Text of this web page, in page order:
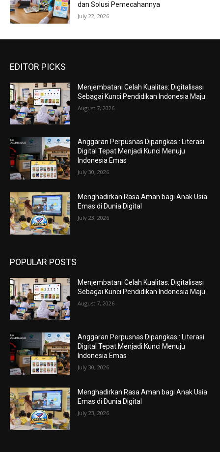
dan Solusi Pemecahannya
July 22, 2026
EDITOR PICKS
Menjembatani Celah Kualitas: Digitalisasi
Sebagai Kunci Pendidikan Indonesia Maju
August 7, 2026
Anggaran Perpusnas Dipangkas : Literasi
Digital Tepat Menjadi Kunci Menuju
Indonesia Emas
July 30, 2026
Menghadirkan Rasa Aman bagi Anak Usia
Emas di Dunia Digital
July 23, 2026
POPULAR POSTS
Menjembatani Celah Kualitas: Digitalisasi
Sebagai Kunci Pendidikan Indonesia Maju
August 7, 2026
Anggaran Perpusnas Dipangkas : Literasi
Digital Tepat Menjadi Kunci Menuju
Indonesia Emas
July 30, 2026
Menghadirkan Rasa Aman bagi Anak Usia
Emas di Dunia Digital
July 23, 2026